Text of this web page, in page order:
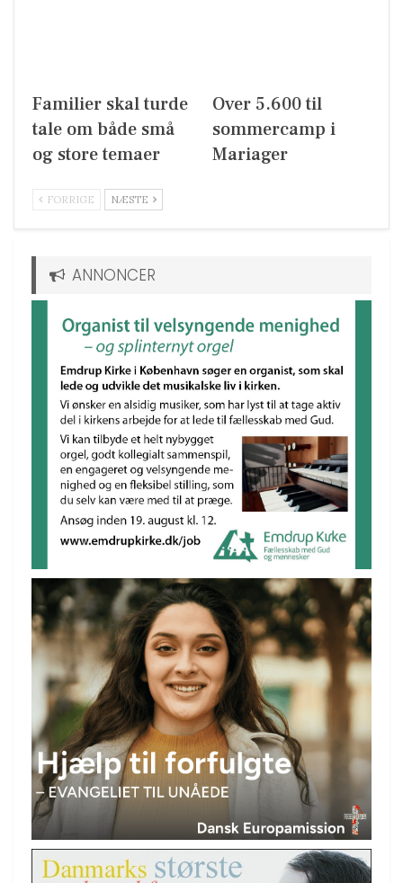
Familier skal turde
tale om både små
og store temaer
Over 5.600 til
sommercamp i
Mariager
FORRIGE NÆSTE
ANNONCER